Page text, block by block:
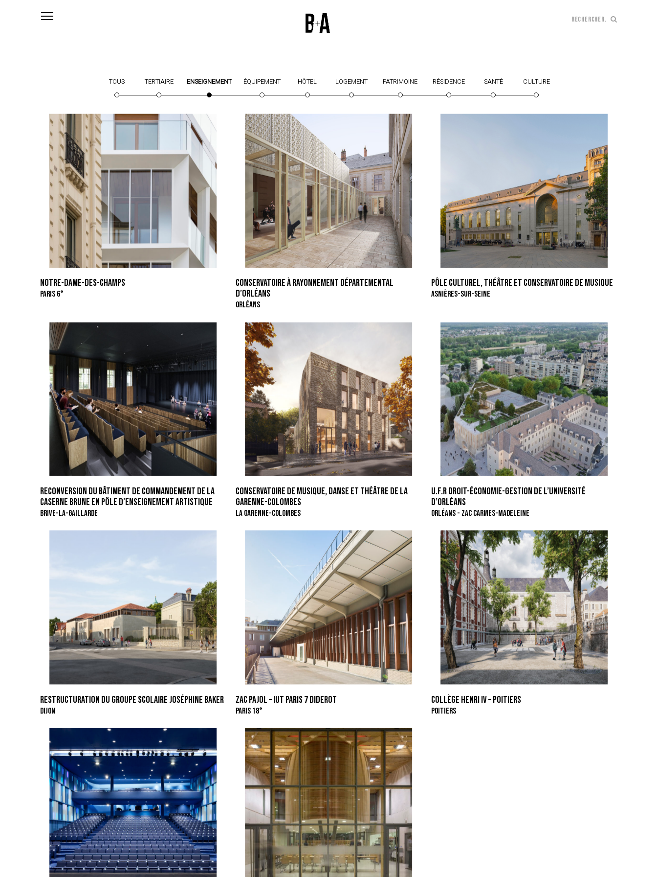
TOUS TERTIAIRE ENSEIGNEMENT ÉQUIPEMENT HÔTEL LOGEMENT PATRIMOINE RÉSIDENCE SANTÉ CULTURE
NOTRE-DAME-DES-CHAMPS
PARIS 6°
CONSERVATOIRE À RAYONNEMENT DÉPARTEMENTAL
D’ORLÉANS
ORLÉANS
PÔLE CULTUREL, THÉÂTRE ET CONSERVATOIRE DE MUSIQUE
ASNIÈRES-SUR-SEINE
RECONVERSION DU BÂTIMENT DE COMMANDEMENT DE LA
CASERNE BRUNE EN PÔLE D’ENSEIGNEMENT ARTISTIQUE
BRIVE-LA-GAILLARDE
CONSERVATOIRE DE MUSIQUE, DANSE ET THÉÂTRE DE LA
GARENNE-COLOMBES
LA GARENNE-COLOMBES
U.F.R DROIT-ÉCONOMIE-GESTION DE L’UNIVERSITÉ
D’ORLÉANS
ORLÉANS - ZAC CARMES-MADELEINE
RESTRUCTURATION DU GROUPE SCOLAIRE JOSÉPHINE BAKER
DIJON
ZAC PAJOL – IUT PARIS 7 DIDEROT
PARIS 18°
COLLÈGE HENRI IV – POITIERS
POITIERS